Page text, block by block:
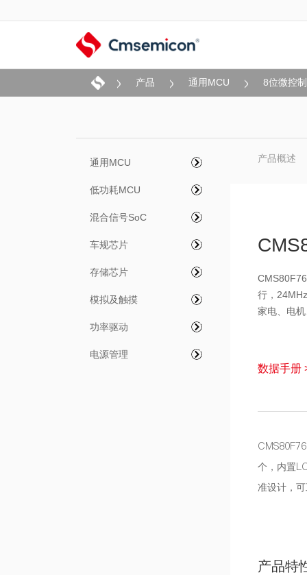
产品 通用MCU 8位微控
通用MCU
低功耗MCU
混合信号SoC
车规芯片
存储芯片
模拟及触摸
功率驱动
电源管理
产品概述
行，
家电、电
数据手册
个，内置
准设计，
产品特